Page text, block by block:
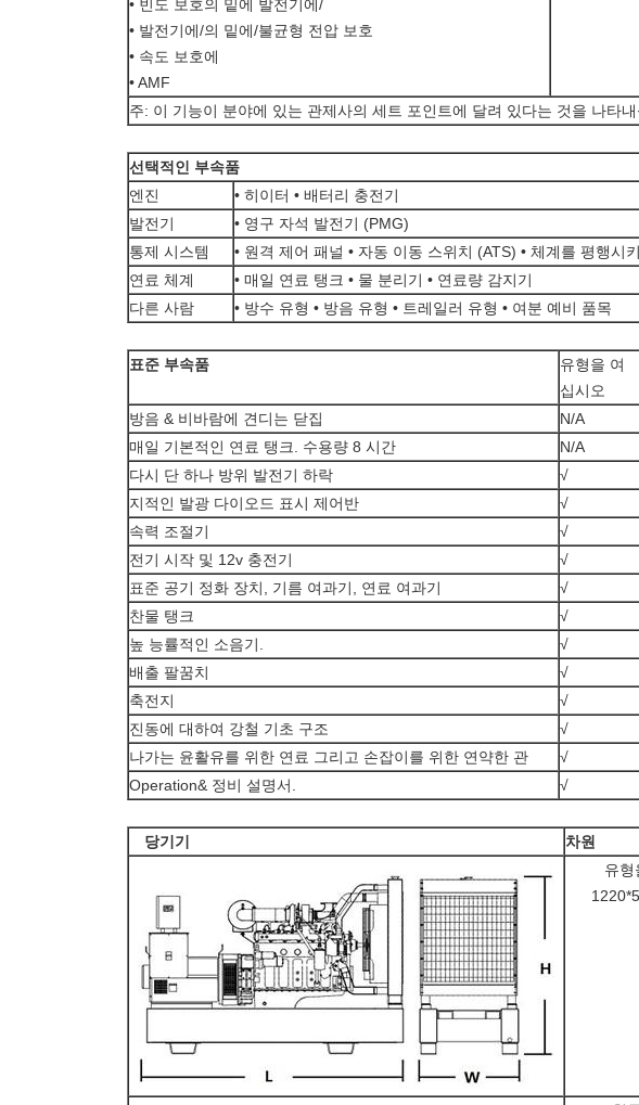
• 빈도 보호의 밑에 발전기에/
• 발전기에/의 밑에/불균형 전압 보호
• 속도 보호에
• AMF
주: 이 기능이 분야에 있는 관제사의 세트 포인트에 달려 있다는 것을 나타
선택적인 부속품
엔진
• 히이터 • 배터리 충전기
발전기
• 영구 자석 발전기 (PMG)
통제 시스템
• 원격 제어 패널 • 자동 이동 스위치 (ATS) • 체계를 평행시
연료 체계
• 매일 연료 탱크 • 물 분리기 • 연료량 감지기
다른 사람
• 방수 유형 • 방음 유형 • 트레일러 유형 • 여분 예비 품목
표준 부속품
유형을 여
십시오
방음 & 비바람에 견디는 닫집
N/A
매일 기본적인 연료 탱크. 수용량 8 시간
N/A
다시 단 하나 방위 발전기 하락
√
지적인 발광 다이오드 표시 제어반
√
속력 조절기
√
전기 시작 및 12v 충전기
√
표준 공기 정화 장치, 기름 여과기, 연료 여과기
√
찬물 탱크
√
높 능률적인 소음기.
√
배출 팔꿈치
√
축전지
√
진동에 대하여 강철 기초 구조
√
나가는 윤활유를 위한 연료 그리고 손잡이를 위한 연약한 관
√
Operation& 정비 설명서.
√
당기기
차원
유형